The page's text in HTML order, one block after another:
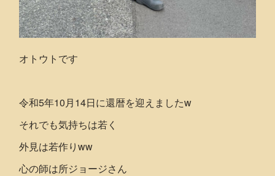
オトウトです
令和5年10月14日に還暦を迎えましたw
それでも気持ちは若く
外見は若作りww
心の師は所ジョージさん